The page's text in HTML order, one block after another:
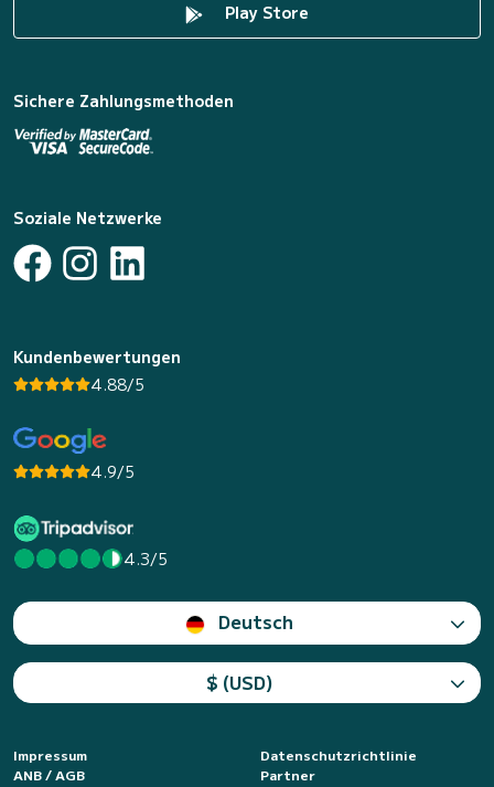
Play Store
Sichere Zahlungsmethoden
Soziale Netzwerke
Kundenbewertungen
4.88/5
4.9/5
4.3/5
Deutsch
$ (USD)
Impressum
Datenschutzrichtlinie
ANB / AGB
Partner